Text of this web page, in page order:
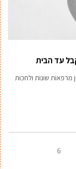
עד הבית
מרפאות שונות ולחכות
6